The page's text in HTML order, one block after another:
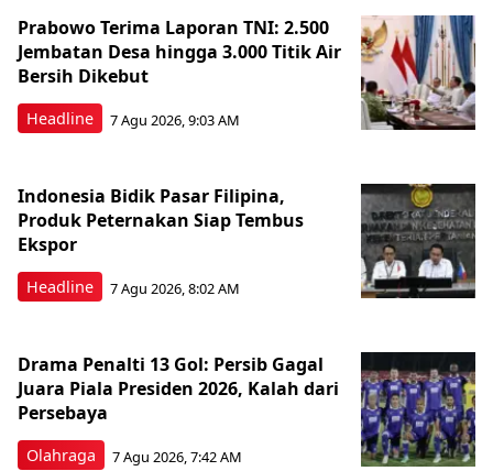
Headline
Prabowo Terima Laporan TNI: 2.500
Jembatan Desa hingga 3.000 Titik Air
Bersih Dikebut
7 Agu 2026, 9:03 AM
Headline
Indonesia Bidik Pasar Filipina,
Produk Peternakan Siap Tembus
Ekspor
7 Agu 2026, 8:02 AM
Olahraga
Drama Penalti 13 Gol: Persib Gagal
Juara Piala Presiden 2026, Kalah dari
Persebaya
7 Agu 2026, 7:42 AM